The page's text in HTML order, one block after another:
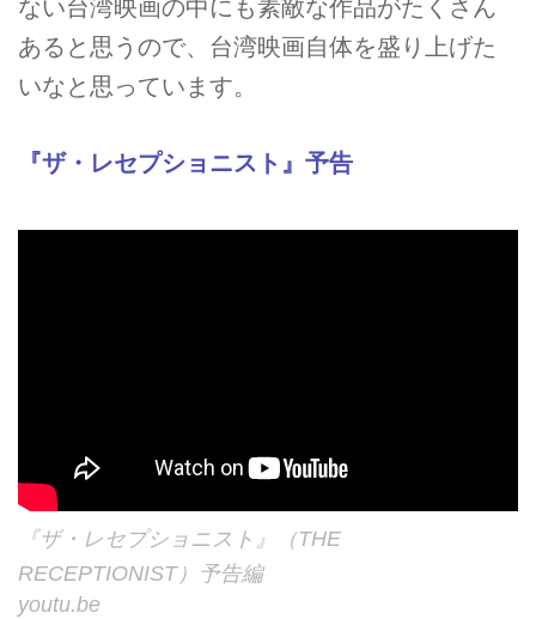
ない台湾映画の中にも素敵な作品がたくさん
あると思うので、台湾映画自体を盛り上げた
いなと思っています。
『ザ・レセプショニスト』予告
『ザ・レセプショニスト』（THE
RECEPTIONIST）予告編
youtu.be